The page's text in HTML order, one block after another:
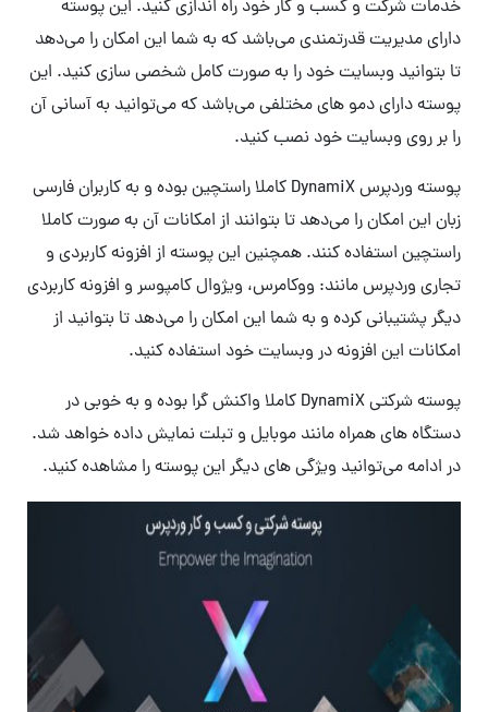
خدمات شرکت و کسب و کار خود راه اندازی کنید. این پوسته
دارای مدیریت قدرتمندی می‌باشد که به شما این امکان را می‌دهد
تا بتوانید وبسایت خود را به صورت کامل شخصی سازی کنید. این
پوسته دارای دمو های مختلفی می‌باشد که می‌توانید به آسانی آن
را بر روی وبسایت خود نصب کنید.
پوسته وردپرس DynamiX کاملا راستچین بوده و به کاربران فارسی
زبان این امکان را می‌دهد تا بتوانند از امکانات آن به صورت کاملا
راستچین استفاده کنند. همچنین این پوسته از افزونه کاربردی و
تجاری وردپرس مانند: ووکامرس، ویژوال کامپوسر و افزونه کاربردی
دیگر پشتیبانی کرده و به شما این امکان را می‌دهد تا بتوانید از
امکانات این افزونه در وبسایت خود استفاده کنید.
پوسته شرکتی DynamiX کاملا واکنش گرا بوده و به خوبی در
دستگاه های همراه مانند موبایل و تبلت نمایش داده خواهد شد.
در ادامه می‌توانید ویژگی های دیگر این پوسته را مشاهده کنید.